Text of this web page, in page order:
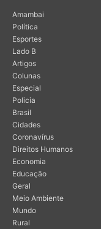
Amambai
Política
Esportes
Lado B
Artigos
Colunas
Especial
Policia
Brasil
Cidades
Coronavírus
Direitos Humanos
Economia
Educação
Geral
Meio Ambiente
Mundo
Rural